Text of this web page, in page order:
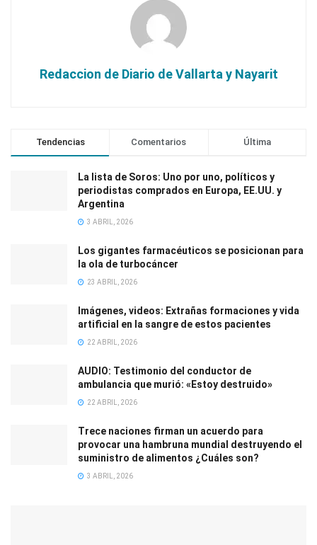
Redaccion de Diario de Vallarta y Nayarit
Tendencias Comentarios Última
La lista de Soros: Uno por uno, políticos y
periodistas comprados en Europa, EE.UU. y
Argentina
3 ABRIL, 2026
Los gigantes farmacéuticos se posicionan para
la ola de turbocáncer
23 ABRIL, 2026
Imágenes, videos: Extrañas formaciones y vida
artificial en la sangre de estos pacientes
22 ABRIL, 2026
AUDIO: Testimonio del conductor de
ambulancia que murió: «Estoy destruido»
22 ABRIL, 2026
Trece naciones firman un acuerdo para
provocar una hambruna mundial destruyendo el
suministro de alimentos ¿Cuáles son?
3 ABRIL, 2026